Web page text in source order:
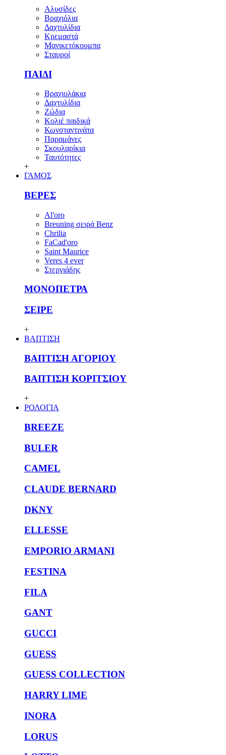
Αλυσίδες
Βραχιόλια
Δαχτυλίδια
Κρεμαστά
Μανικετόκουμπα
Σταυροί
ΠΑΙΔΙ
Βραχιολάκια
Δαχτυλίδια
Ζώδια
Κολιέ παιδικά
Κωνσταντινάτα
Παραμάνες
Σκουλαρίκια
Ταυτότητες
+
ΓΑΜΟΣ
ΒΕΡΕΣ
Al'oro
Breuning σειρά Benz
Chrilia
FaCad'oro
Saint Maurice
Veres 4 ever
Στεργιάδης
ΜΟΝΟΠΕΤΡΑ
ΣΕΙΡΕ
+
ΒΑΠΤΙΣΗ
ΒΑΠΤΙΣΗ ΑΓΟΡΙΟΥ
ΒΑΠΤΙΣΗ ΚΟΡΙΤΣΙΟΥ
+
ΡΟΛΟΓΙΑ
BREEZE
BULER
CAMEL
CLAUDE BERNARD
DKNY
ELLESSE
EMPORIO ARMANI
FESTINA
FILA
GANT
GUCCI
GUESS
GUESS COLLECTION
HARRY LIME
INORA
LORUS